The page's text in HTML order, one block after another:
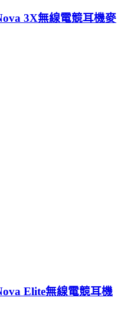
3X無線電競耳機麥
Elite無線電競耳機